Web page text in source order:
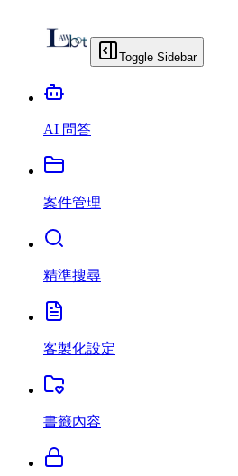
Toggle Sidebar
AI 問答
案件管理
精準搜尋
客製化設定
書籤內容